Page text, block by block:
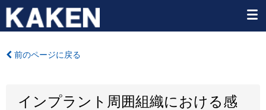
前のページに戻る
インプラント周囲組織における感